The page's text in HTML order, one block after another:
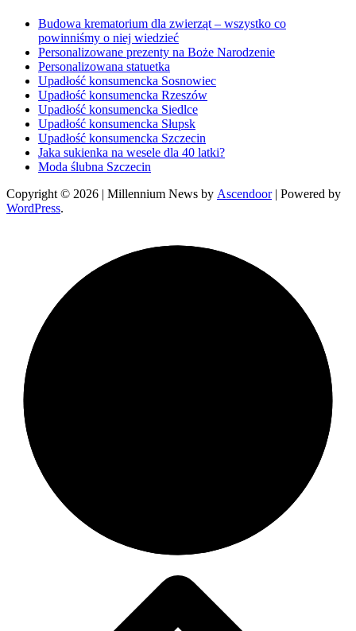
Budowa krematorium dla zwierząt – wszystko co
powinniśmy o niej wiedzieć
Personalizowane prezenty na Boże Narodzenie
Personalizowana statuetka
Upadłość konsumencka Sosnowiec
Upadłość konsumencka Rzeszów
Upadłość konsumencka Siedlce
Upadłość konsumencka Słupsk
Upadłość konsumencka Szczecin
Jaka sukienka na wesele dla 40 latki?
Moda ślubna Szczecin
Copyright © 2026 | Millennium News by Ascendoor| Powered by
WordPress.